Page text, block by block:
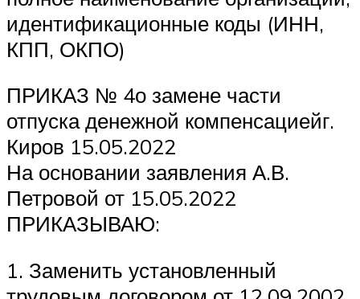
идентификационные коды (ИНН,
КПП, ОКПО)
ПРИКАЗ № 4о замене части
отпуска денежной компенсациейг.
Киров 15.05.2022
На основании заявления А.В.
Петровой от 15.05.2022
ПРИКАЗЫВАЮ:
1. Заменить установленный